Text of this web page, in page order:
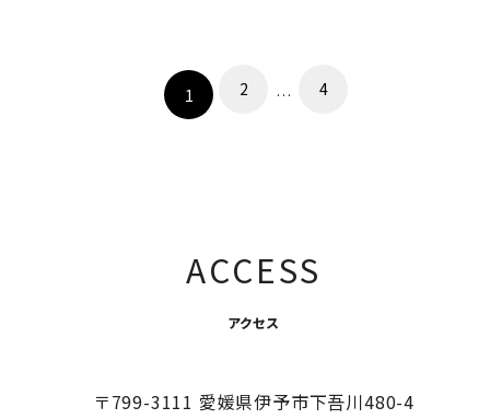
1 2 … 4
ACCESS
アクセス
〒799-3111 愛媛県伊予市下吾川480-4